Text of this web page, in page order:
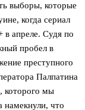
выборы, которые
когда сериал
в апреле. Судя по
пробел в
преступного
Палпатина
которого мы
намекнули, что